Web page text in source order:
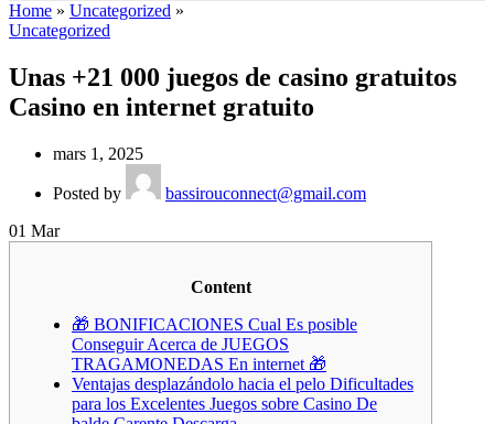
Home » Uncategorized »
Uncategorized
Unas +21 000 juegos de casino gratuitos
Casino en internet gratuito
mars 1, 2025
Posted by
bassirouconnect@gmail.com
01 Mar
Content
🎁 BONIFICACIONES Cual Es posible
Conseguir Acerca de JUEGOS
TRAGAMONEDAS En internet 🎁
Ventajas desplazándolo hacia el pelo Dificultades
para los Excelentes Juegos sobre Casino De